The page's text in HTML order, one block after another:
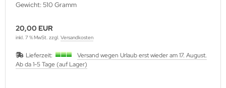
Gewicht: 510 Gramm
20,00 EUR
inkl. 7 % MwSt. zzgl. Versandkosten
Lieferzeit:
Versand wegen Urlaub erst wieder am 17. August.
Ab da 1-5 Tage (auf Lager)